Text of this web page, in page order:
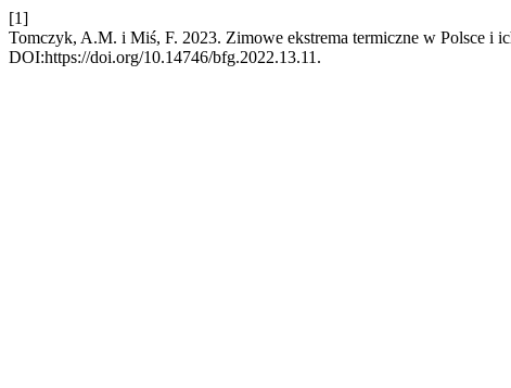
[1]
Tomczyk, A.M. i Miś, F. 2023. Zimowe ekstrema termiczne w Polsce i
DOI:https://doi.org/10.14746/bfg.2022.13.11.